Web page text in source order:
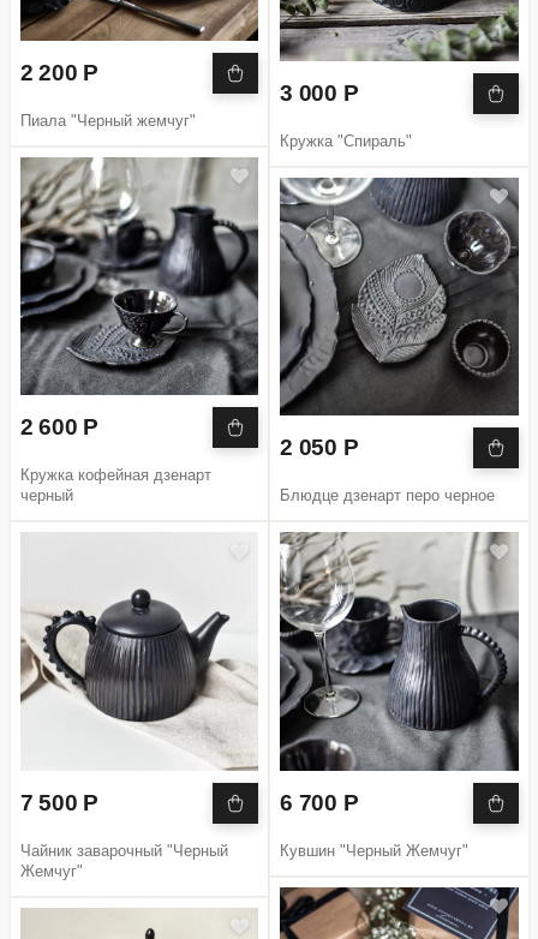
2 200 Р
Пиала "Черный жемчуг"
2 600 Р
Кружка кофейная дзенарт
черный
7 500 Р
Чайник заварочный "Черный
Жемчуг"
3 000 Р
Кружка "Спираль"
2 050 Р
Блюдце дзенарт перо черное
6 700 Р
Кувшин "Черный Жемчуг"